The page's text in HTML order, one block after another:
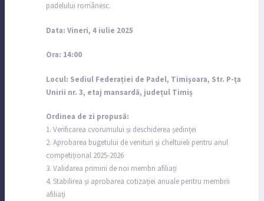
padelului românesc.
Data: Vineri, 4 iulie 2025
Ora: 14:00
Locul: Sediul Federației de Padel, Timișoara, Str. P-ța
Unirii nr. 3, etaj mansardă, județul Timiș
Ordinea de zi propusă:
1. Verificarea cvorumului și deschiderea ședinței
2. Aprobarea bugetului de venituri și cheltuieli pentru anul
competițional 2025-2026
3. Validarea primirii de noi membri afiliați
4. Stabilirea și aprobarea cotizației anuale pentru membrii
afiliați